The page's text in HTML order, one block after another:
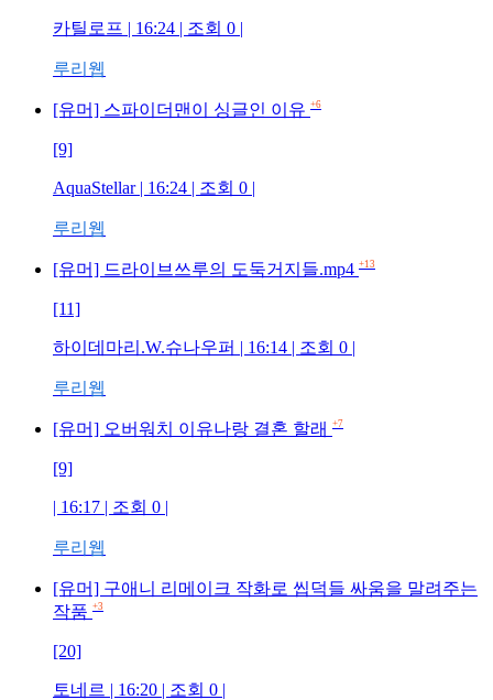
카틸로프 | 16:24 | 조회 0 |
루리웹
[유머] 스파이더맨이 싱글인 이유 +6
[9]
AquaStellar | 16:24 | 조회 0 |
루리웹
[유머] 드라이브쓰루의 도둑거지들.mp4 +13
[11]
하이데마리.W.슈나우퍼 | 16:14 | 조회 0 |
루리웹
[유머] 오버워치 이유나랑 결혼 할래 +7
[9]
| 16:17 | 조회 0 |
루리웹
[유머] 구애니 리메이크 작화로 씹덕들 싸움을 말려주는
작품 +3
[20]
토네르 | 16:20 | 조회 0 |